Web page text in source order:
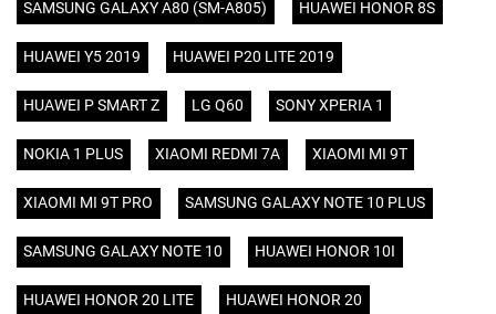
SAMSUNG GALAXY A80 (SM-A805) HUAWEI HONOR 8S
HUAWEI Y5 2019 HUAWEI P20 LITE 2019
HUAWEI P SMART Z LG Q60 SONY XPERIA 1
NOKIA 1 PLUS XIAOMI REDMI 7A XIAOMI MI 9T
XIAOMI MI 9T PRO SAMSUNG GALAXY NOTE 10 PLUS
SAMSUNG GALAXY NOTE 10 HUAWEI HONOR 10I
HUAWEI HONOR 20 LITE HUAWEI HONOR 20